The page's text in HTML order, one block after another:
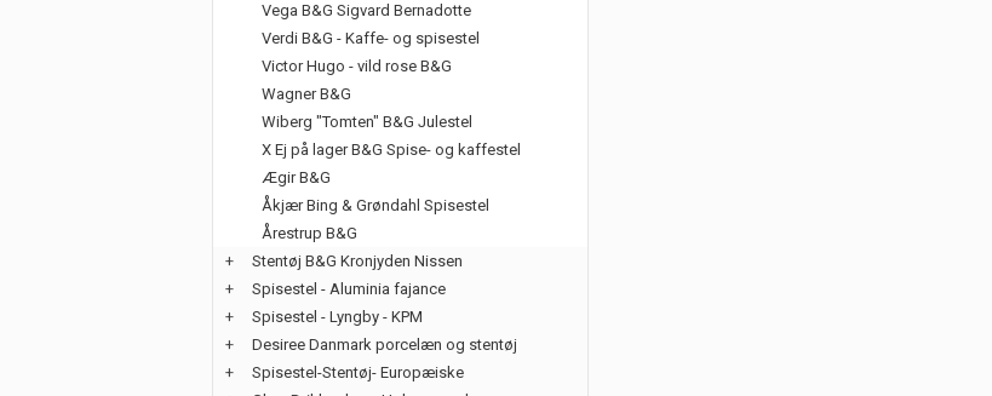
Vega B&G Sigvard Bernadotte
Verdi B&G - Kaffe- og spisestel
Victor Hugo - vild rose B&G
Wagner B&G
Wiberg "Tomten" B&G Julestel
X Ej på lager B&G Spise- og kaffestel
Ægir B&G
Åkjær Bing & Grøndahl Spisestel
Årestrup B&G
+
Stentøj B&G Kronjyden Nissen
+
Spisestel - Aluminia fajance
+
Spisestel - Lyngby - KPM
+
Desiree Danmark porcelæn og stentøj
+
Spisestel-Stentøj- Europæiske